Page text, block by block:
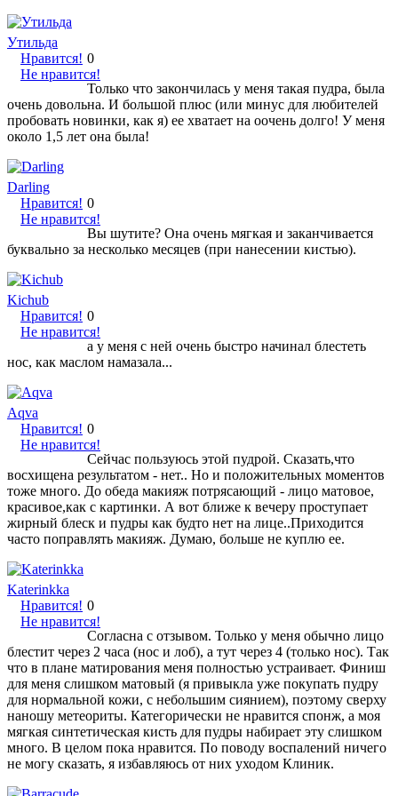
Утильда
Нравится!
Не нравится!
0
Только что закончилась у меня такая пудра, была
очень довольна. И большой плюс (или минус для любителей
пробовать новинки, как я) ее хватает на оочень долго! У меня
около 1,5 лет она была!
Darling
Нравится!
Не нравится!
0
Вы шутите? Она очень мягкая и заканчивается
буквально за несколько месяцев (при нанесении кистью).
Kichub
Нравится!
Не нравится!
0
а у меня с ней очень быстро начинал блестеть
нос, как маслом намазала...
Aqva
Нравится!
Не нравится!
0
Сейчас пользуюсь этой пудрой. Сказать,что
восхищена результатом - нет.. Но и положительных моментов
тоже много. До обеда макияж потрясающий - лицо матовое,
красивое,как с картинки. А вот ближе к вечеру проступает
жирный блеск и пудры как будто нет на лице..Приходится
часто поправлять макияж. Думаю, больше не куплю ее.
Katerinkka
Нравится!
Не нравится!
0
Согласна с отзывом. Только у меня обычно лицо
блестит через 2 часа (нос и лоб), а тут через 4 (только нос). Так
что в плане матирования меня полностью устраивает. Финиш
для меня слишком матовый (я привыкла уже покупать пудру
для нормальной кожи, с небольшим сиянием), поэтому сверху
наношу метеориты. Категорически не нравится спонж, а моя
мягкая синтетическая кисть для пудры набирает эту слишком
много. В целом пока нравится. По поводу воспалений ничего
не могу сказать, я избавляюсь от них уходом Клиник.